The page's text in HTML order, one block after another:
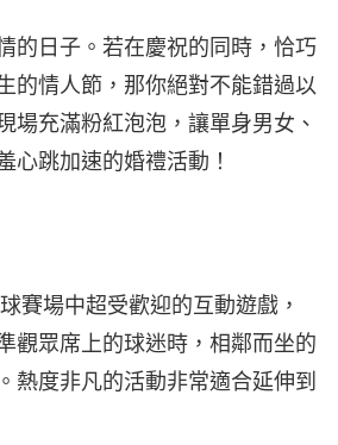
的日子。若在慶祝的同時，恰巧
的情人節，那你絕對不能錯過以
場充滿粉紅泡泡，讓單身男女、
心跳加速的婚禮活動！
賽場中超受歡迎的互動遊戲，
觀眾席上的球迷時，相鄰而坐的
熱度非凡的活動非常適合延伸到